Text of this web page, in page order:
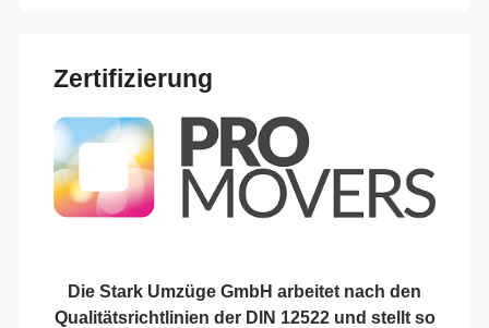
Zertifizierung
Die Stark Umzüge GmbH arbeitet nach den
Qualitätsrichtlinien der DIN 12522 und stellt so